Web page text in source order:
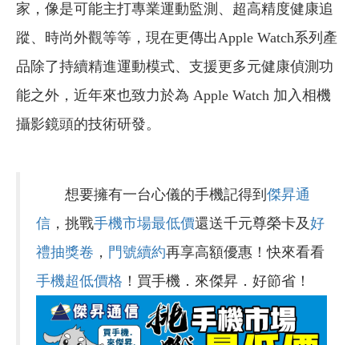
家，像是可能主打專業運動監測、超高精度健康追
蹤、時尚外觀等等，現在更傳出Apple Watch系列產
品除了持續精進運動模式、支援更多元健康偵測功
能之外，近年來也致力於為 Apple Watch 加入相機
攝影鏡頭的技術研發。
想要擁有一台心儀的手機記得到 傑昇通
信 ，挑戰手機市場最低價還送千元尊榮卡及好
禮抽獎卷 ， 門號續約再享高額優惠！快來看看
手機超低價格 ！買手機．來傑昇．好節省！